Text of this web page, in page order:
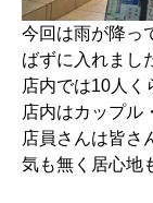
今回は雨が降っ
ばずに入れまし
店内では10人く
店内はカップル
店員さんは皆さ
気も無く居心地